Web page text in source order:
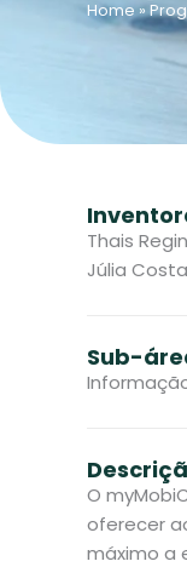
Home»
Thais
Júlia
Sub-
O
oferecer
máximo a